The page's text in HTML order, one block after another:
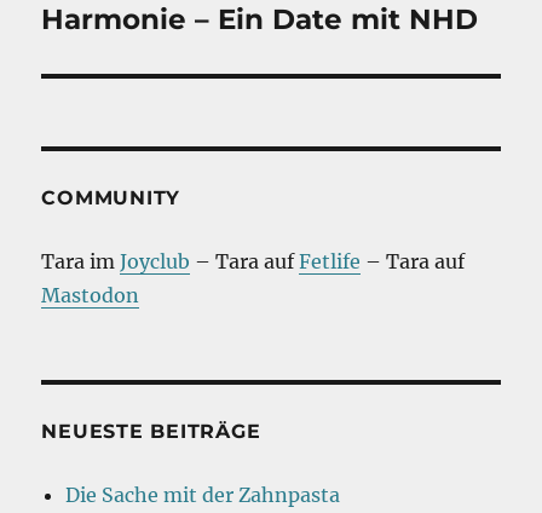
Nächster
Harmonie – Ein Date mit NHD
COMMUNITY
Tara imJoyclub – Tara aufFetlife – Tara auf
Mastodon
NEUESTE BEITRÄGE
Die Sache mit der Zahnpasta